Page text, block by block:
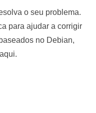
o seu problema.
para ajudar a corrigir
no Debian,